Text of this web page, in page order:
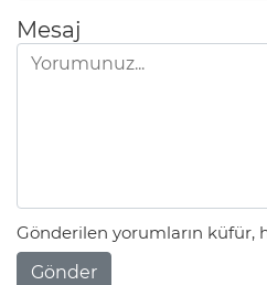
Mesaj
Gönderilen yorumların küfür,
Gönder